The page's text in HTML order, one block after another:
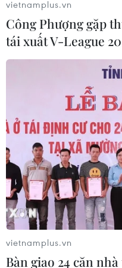
động của Vệ binh Quốc
05/08/2026 03:26
Báo Argentina nói
công nghệ cao Việt
05/08/2026 03:11
Việt Nam bàn giao gạo
Cuba cho đối tác
05/08/2026 02:27
CELAC lần đầu tổ
vietnamplus.vn
Công Phượng gặp
tái xuất V-League
vietnamplus.vn
Bàn giao 24 căn